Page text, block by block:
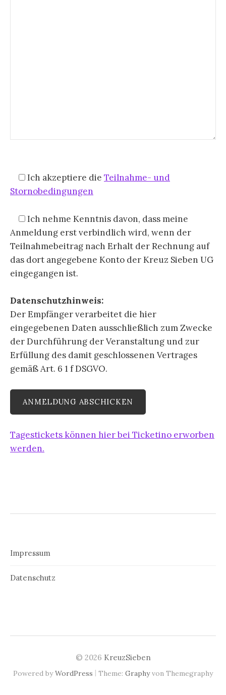
Ich akzeptiere die Teilnahme- und
Stornobedingungen
Ich nehme Kenntnis davon, dass meine
Anmeldung erst verbindlich wird, wenn der
Teilnahmebeitrag nach Erhalt der Rechnung auf
das dort angegebene Konto der Kreuz Sieben UG
eingegangen ist.
Datenschutzhinweis:
Der Empfänger verarbeitet die hier
eingegebenen Daten ausschließlich zum Zwecke
der Durchführung der Veranstaltung und zur
Erfüllung des damit geschlossenen Vertrages
gemäß Art. 6 1 f DSGVO.
Tagestickets können hier bei Ticketino erworben
werden.
Impressum
Datenschutz
© 2026 KreuzSieben
Powered byWordPress | Theme: Graphyvon Themegraphy